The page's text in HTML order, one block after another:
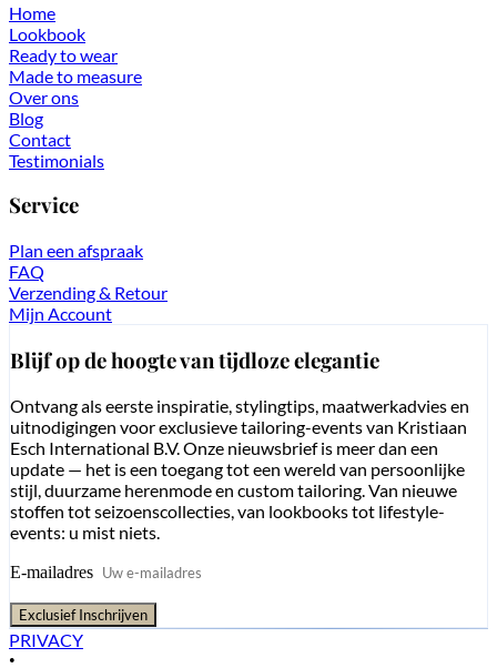
Home
Lookbook
Ready to wear
Made to measure
Over ons
Blog
Contact
Testimonials
Service
Plan een afspraak
FAQ
Verzending & Retour
Mijn Account
Blijf op de hoogte van tijdloze elegantie
Ontvang als eerste inspiratie, stylingtips, maatwerkadvies en
uitnodigingen voor exclusieve tailoring-events van Kristiaan
Esch International B.V. Onze nieuwsbrief is meer dan een
update — het is een toegang tot een wereld van persoonlijke
stijl, duurzame herenmode en custom tailoring. Van nieuwe
stoffen tot seizoenscollecties, van lookbooks tot lifestyle-
events: u mist niets.
E-mailadres
Exclusief Inschrijven
PRIVACY
•